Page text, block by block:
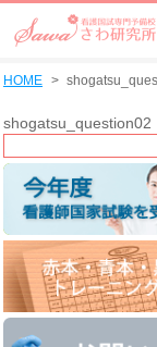
HOME
shogatsu_question02